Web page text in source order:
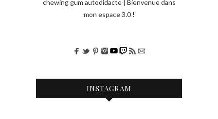
chewing gum autodidacte | Bienvenue dans
mon espace 3.0 !
INSTAGRAM